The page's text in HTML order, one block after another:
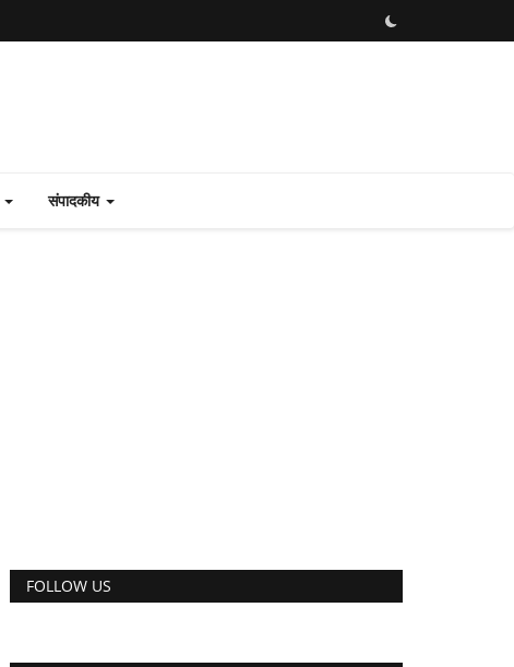
संपादकीय
FOLLOW US